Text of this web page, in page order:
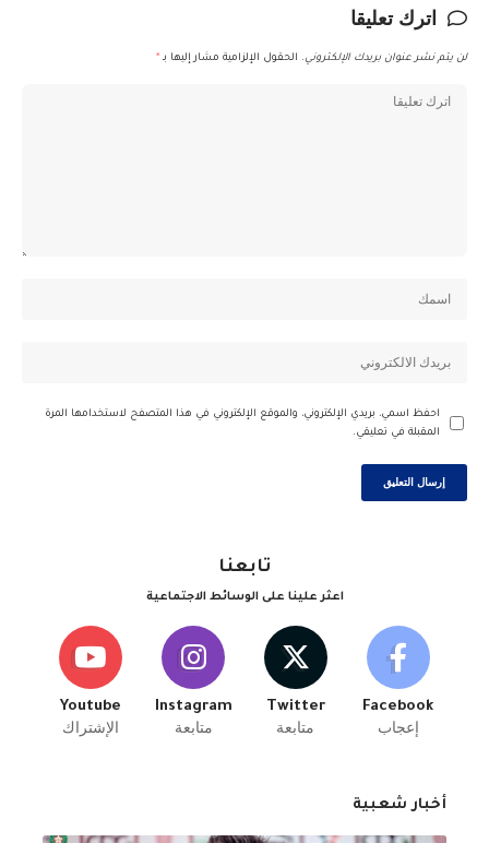
اترك تعليقا
لن يتم نشر عنوان بريدك الإلكتروني. الحقول الإلزامية مشار إليها بـ *
احفظ اسمي، بريدي الإلكتروني، والموقع الإلكتروني في هذا المتصفح لاستخدامها المرة
المقبلة في تعليقي.
تابعنا
اعثر علينا على الوسائط الاجتماعية
Facebook
إعجاب
Twitter
متابعة
Instagram
متابعة
Youtube
الإشتراك
أخبار شعبية